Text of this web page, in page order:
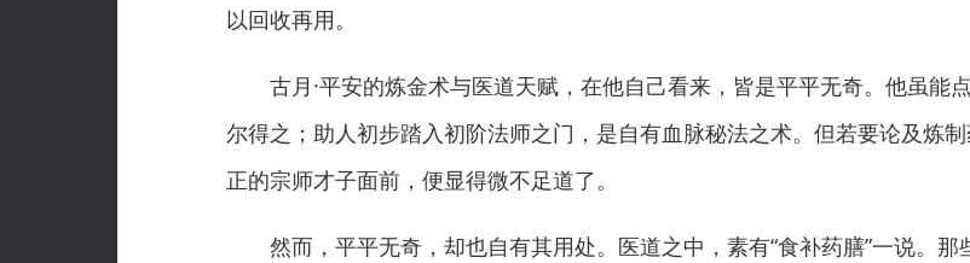
以回收再用。
古月·平安的炼金术与医道天赋，在他自己看来，皆是平平无奇。他虽能
尔得之；助人初步踏入初阶法师之门，是自有血脉秘法之术。但若要论及炼
正的宗师才子面前，便显得微不足道了。
然而，平平无奇，却也自有其用处。医道之中，素有“食补药膳”一说。那